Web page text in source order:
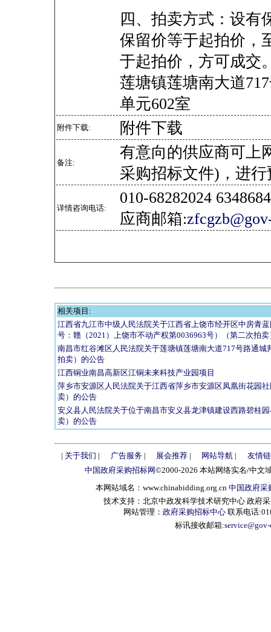
四、拍卖方式：设有
保留价等于起拍价，
于起拍价，方可成交
莲塘镇莲塘南大道
单元602室
附件下载: 附件下载
备注:
有意向的供应商可上
采购招标文件)，进
详情咨询电话:
010-68282024
应商邮箱:
相关项目:
江西省九江市中级人民法院关于江西省上饶市经开区中房青
号：赣（2021）上饶市不动产权第0036963号）（第二次拍
南昌市红谷滩区人民法院关于莲塘镇莲塘南大道717号路通城
拍卖）的公告
江西铜业南昌高新区江铜未来科技产业园项目
萍乡市安源区人民法院关于江西省萍乡市安源区凤凰街花园
卖）的公告
安义县人民法院关于位于南昌市安义县龙津镇建设西路碧桂
卖）的公告
| 关于我们 | 广告服务| 展会推荐| 网站导航 |
友情
中国政府采购招标网©2000-2026 本站网络实名/中文
本网站域名：www.chinabidding.org.cn 中国政府采
技术支持：北京中政发科学技术研究中心 政府
网站管理： 政府采购招标中心 联系电话
标讯接收邮箱: